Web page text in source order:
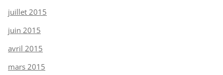
juillet 2015
juin 2015
avril 2015
mars 2015